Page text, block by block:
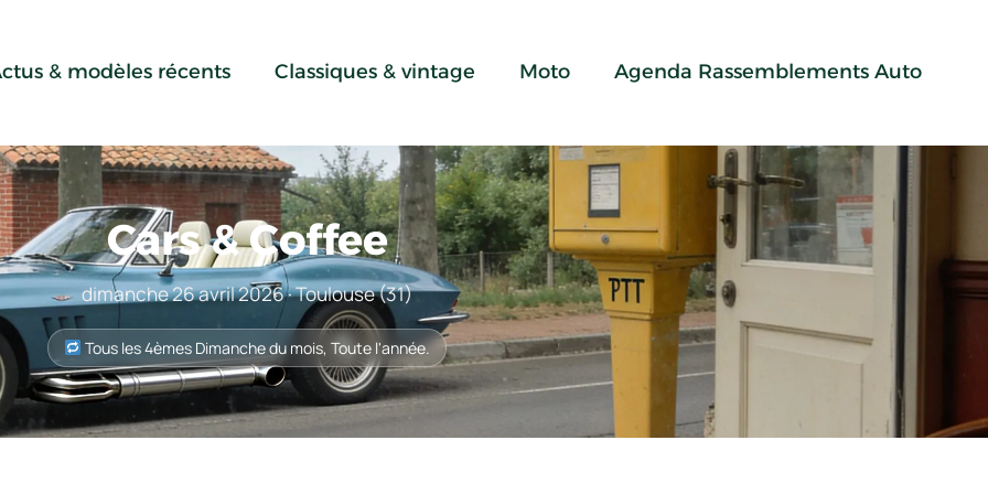
& modèles récents Classiques & vintage Moto Agenda Rassemblements Auto
Cars & Coffee
dimanche 26 avril 2026 · Toulouse (31)
Tous les 4èmes Dimanche du mois, Toute l'année.